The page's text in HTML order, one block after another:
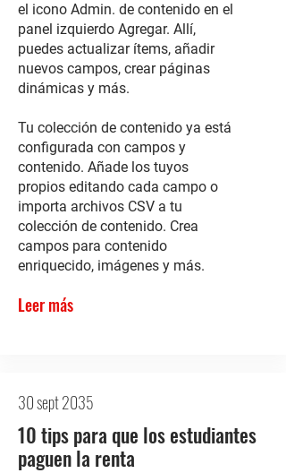
el icono Admin. de contenido en el
panel izquierdo Agregar. Allí,
puedes actualizar ítems, añadir
nuevos campos, crear páginas
dinámicas y más.
Tu colección de contenido ya está
configurada con campos y
contenido. Añade los tuyos
propios editando cada campo o
importa archivos CSV a tu
colección de contenido. Crea
campos para contenido
enriquecido, imágenes y más.
Leer más
30 sept 2035
10 tips para que los estudiantes
paguen la renta